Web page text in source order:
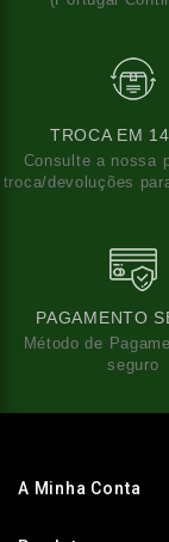
TROCA EM
Consulte a nossa
troca/devoluções
PAGAMENTO
Método de
seguro
A Minha Conta